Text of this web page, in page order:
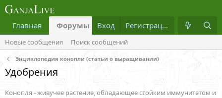
Главная Форумы Что нового? Медиа
Вход Регистрация
Новые сообщения Поиск сообщений
Энциклопедия конопли (статьи о выращивании)
Удобрения
Конопля - живучее растение, обладающее стойким иммунитетом и